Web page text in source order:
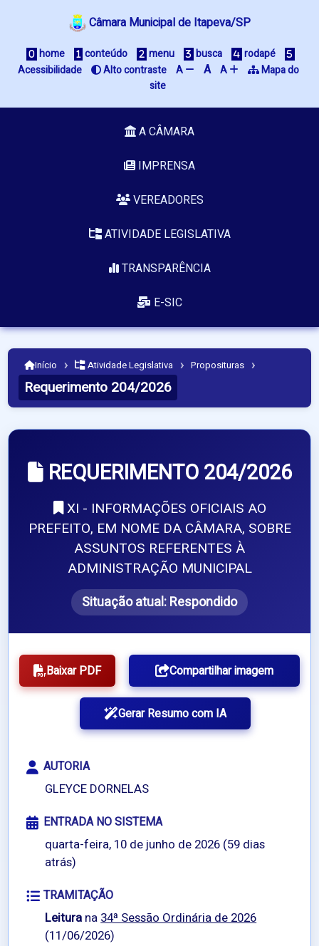
Câmara Municipal de Itapeva/SP
home conteúdo menu busca
rodapé
Acessibilidade
Alto contraste A A A
Mapa do
site
A CÂMARA
IMPRENSA
VEREADORES
ATIVIDADE LEGISLATIVA
TRANSPARÊNCIA
E-SIC
Início › Atividade Legislativa › Proposituras ›
Requerimento 204/2026
REQUERIMENTO 204/2026
XI - INFORMAÇÕES OFICIAIS AO
PREFEITO, EM NOME DA CÂMARA, SOBRE
ASSUNTOS REFERENTES À
ADMINISTRAÇÃO MUNICIPAL
Situação atual:Respondido
Baixar PDF Compartilhar imagem
Gerar Resumo com IA
AUTORIA
GLEYCE DORNELAS
ENTRADA NO SISTEMA
quarta-feira, 10 de junho de 2026 (59 dias
atrás)
TRAMITAÇÃO
Leitura na34ª Sessão Ordinária de 2026
(11/06/2026)